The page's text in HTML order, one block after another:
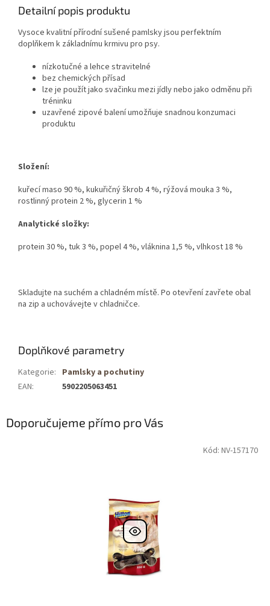
Detailní popis produktu
Vysoce kvalitní přírodní sušené pamlsky jsou perfektním
doplňkem k základnímu krmivu pro psy.
nízkotučné a lehce stravitelné
bez chemických přísad
lze je použít jako svačinku mezi jídly nebo jako odměnu při
tréninku
uzavřené zipové balení umožňuje snadnou konzumaci
produktu
Složení:
kuřecí maso 90 %, kukuřičný škrob 4 %, rýžová mouka 3 %,
rostlinný protein 2 %, glycerin 1 %
Analytické složky:
protein 30 %, tuk 3 %, popel 4 %, vláknina 1,5 %, vlhkost 18 %
Skladujte na suchém a chladném místě. Po otevření zavřete obal
na zip a uchovávejte v chladničce.
Doplňkové parametry
Kategorie: Pamlsky a pochutiny
EAN: 5902205063451
Doporučujeme přímo pro Vás
Kód: NV-157170